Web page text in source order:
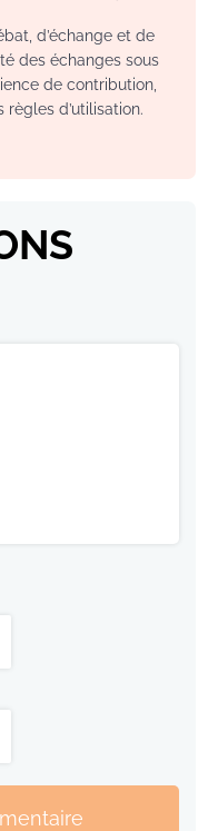
d’échange et de
des échanges sous
de contribution,
règles d’utilisation.